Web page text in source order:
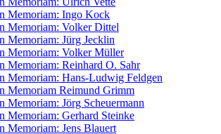
Memoriam: Ingo Kock
Memoriam: Volker Dittel
Memoriam: Jürg Jecklin
Memoriam: Volker Müller
Memoriam: Reinhard O. Sahr
Memoriam: Hans-Ludwig Feldgen
Memoriam Reimund Grimm
Memoriam: Jörg Scheuermann
Memoriam: Gerhard Steinke
Memoriam: Jens Blauert